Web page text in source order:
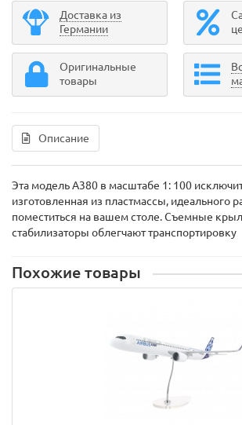
Доставка из
Германии
Оригинальные
товары
Описание
Эта модель А380 в масштабе 1: 100
изготовленная из пластмассы, идеального
поместиться на вашем столе. Съемные
стабилизаторы облегчают транспортировку
Похожие товары